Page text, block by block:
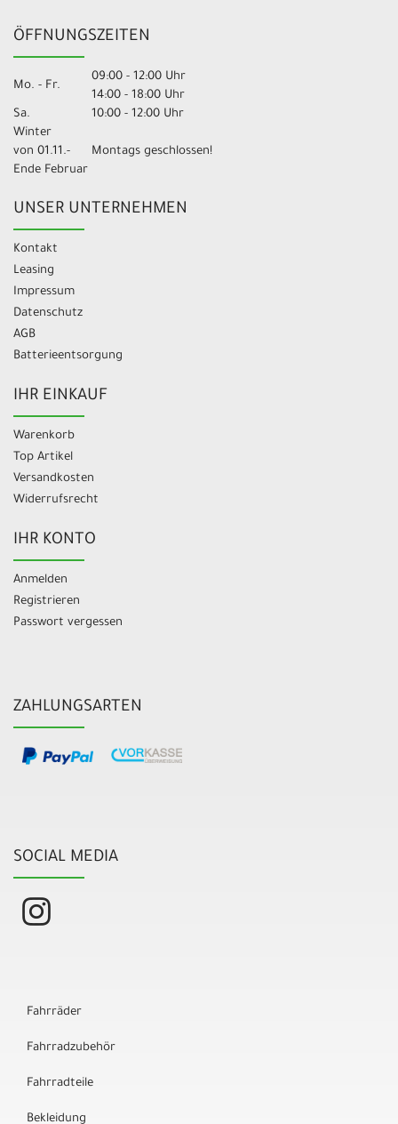
ÖFFNUNGSZEITEN
Mo. - Fr.
09:00 - 12:00 Uhr
14:00 - 18:00 Uhr
Sa.
10:00 - 12:00 Uhr
Winter
von 01.11.-
Ende Februar
Montags geschlossen!
UNSER UNTERNEHMEN
Kontakt
Leasing
Impressum
Datenschutz
AGB
Batterieentsorgung
IHR EINKAUF
Warenkorb
Top Artikel
Versandkosten
Widerrufsrecht
IHR KONTO
Anmelden
Registrieren
Passwort vergessen
ZAHLUNGSARTEN
SOCIAL MEDIA
Fahrräder
Fahrradzubehör
Fahrradteile
Bekleidung